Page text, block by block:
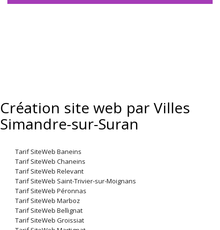
Création site web par Villes
Simandre-sur-Suran
Tarif SiteWeb Baneins
Tarif SiteWeb Chaneins
Tarif SiteWeb Relevant
Tarif SiteWeb Saint-Trivier-sur-Moignans
Tarif SiteWeb Péronnas
Tarif SiteWeb Marboz
Tarif SiteWeb Bellignat
Tarif SiteWeb Groissiat